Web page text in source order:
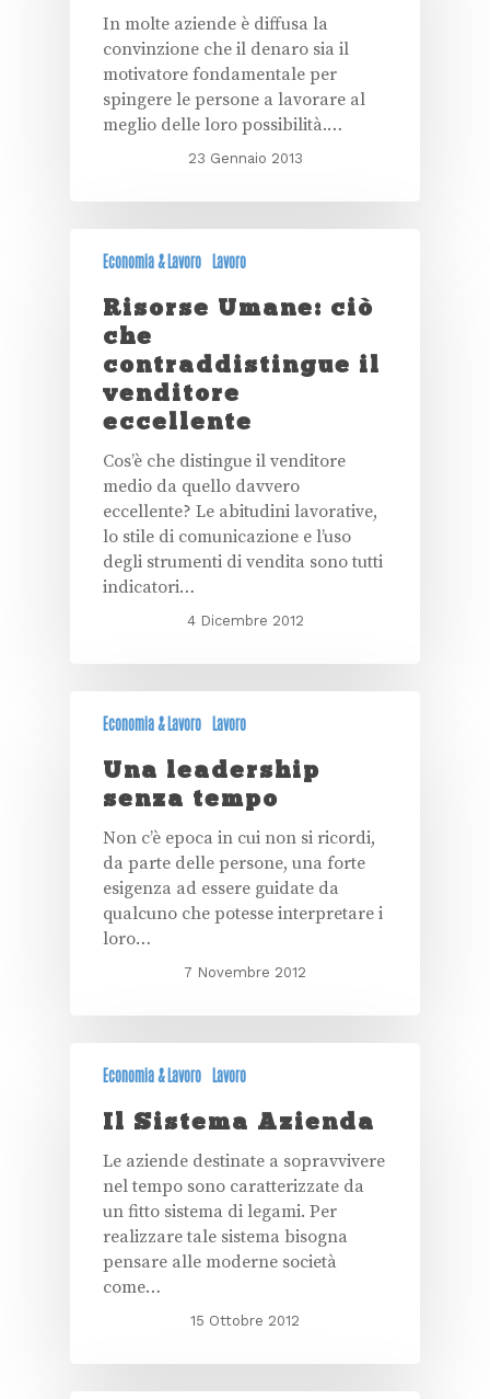
In molte aziende è diffusa la
convinzione che il denaro sia il
motivatore fondamentale per
spingere le persone a lavorare al
meglio delle loro possibilità.…
23 Gennaio 2013
Economia & Lavoro Lavoro
Risorse Umane: ciò
che
contraddistingue il
venditore
eccellente
Cos’è che distingue il venditore
medio da quello davvero
eccellente? Le abitudini lavorative,
lo stile di comunicazione e l’uso
degli strumenti di vendita sono tutti
indicatori…
4 Dicembre 2012
Economia & Lavoro Lavoro
Una leadership
senza tempo
Non c’è epoca in cui non si ricordi,
da parte delle persone, una forte
esigenza ad essere guidate da
qualcuno che potesse interpretare i
loro…
7 Novembre 2012
Economia & Lavoro Lavoro
Il Sistema Azienda
Le aziende destinate a sopravvivere
nel tempo sono caratterizzate da
un fitto sistema di legami. Per
realizzare tale sistema bisogna
pensare alle moderne società
come…
15 Ottobre 2012